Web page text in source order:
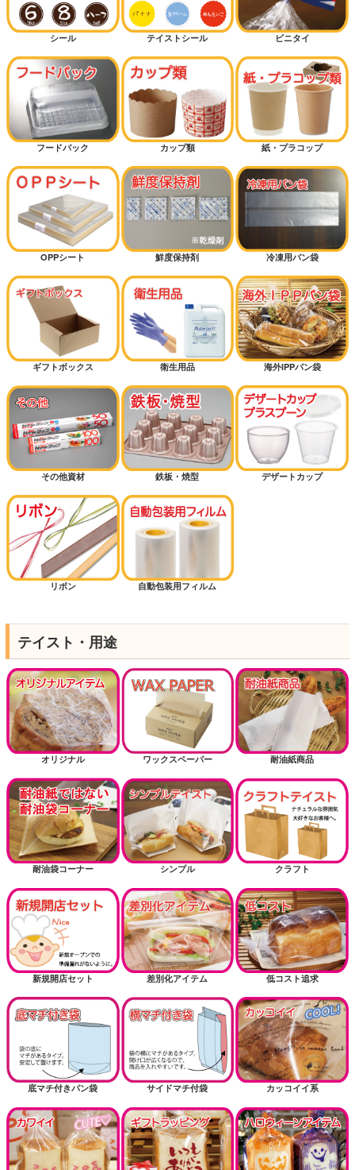
シール テイストシール ビニタイ
フードパック カップ類 紙・プラコップ
OPPシート 鮮度保持剤 冷凍用パン袋
ギフトボックス 衛生用品 海外IPPパン袋
その他資材 鉄板・焼型 デザートカップ
リボン 自動包装用フィルム
テイスト・用途
オリジナル ワックスペーパー 耐油紙商品
耐油袋コーナー シンプル クラフト
新規開店セット 差別化アイテム 低コスト追求
底マチ付きパン袋 サイドマチ付袋 カッコイイ系